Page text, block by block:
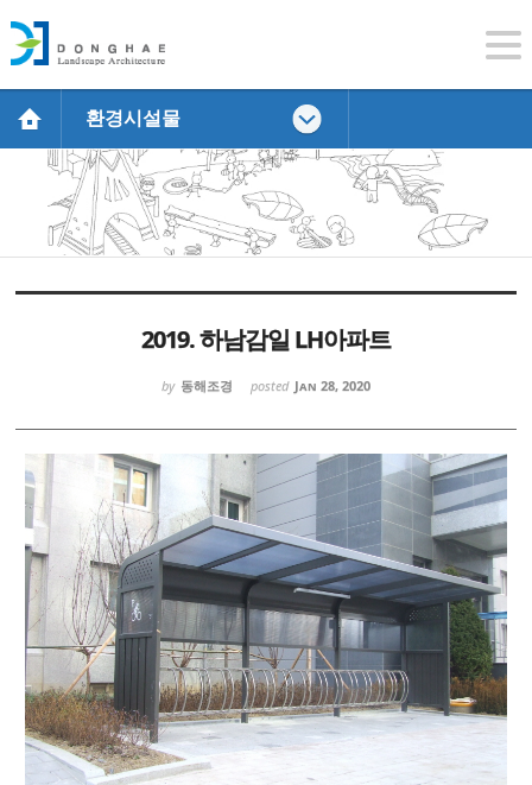
환경시설물
2019. 하남감일 LH아파트
by 동해조경 posted Jan 28, 2020
Sketchbook5, 스케치북5
Sketchbook5, 스케치북5
Sketchbook5, 스케치북5
Sketchbook5, 스케치북5